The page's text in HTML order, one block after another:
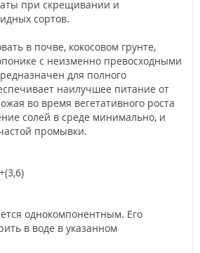
при скрещивании и
сортов.
в почве, кокосовом грунте,
с неизменно превосходными
для полного
наилучшее питание от
во время вегетативного роста
солей в среде минимально, и
промывки.
однокомпонентным. Его
в воде в указанном